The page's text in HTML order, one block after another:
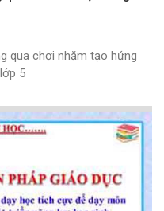
qua chơi nhăm tạo hứng
5